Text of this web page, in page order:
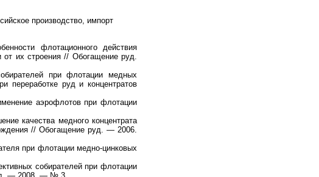
производство, импорт
флотационного действия
от их строения // Обогащение руд.
при флотации медных
переработке руд и концентратов
аэрофлотов при флотации
качества медного концентрата
// Обогащение руд. — 2006.
при флотации медно-цинковых
собирателей при флотации